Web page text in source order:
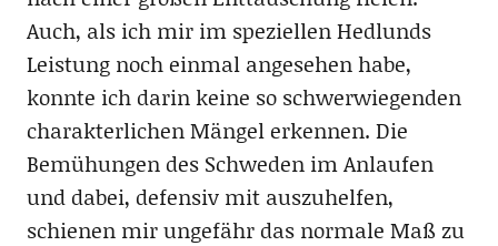
Auch, als ich mir im speziellen Hedlunds
Leistung noch einmal angesehen habe,
konnte ich darin keine so schwerwiegenden
charakterlichen Mängel erkennen. Die
Bemühungen des Schweden im Anlaufen
und dabei, defensiv mit auszuhelfen,
schienen mir ungefähr das normale Maß zu